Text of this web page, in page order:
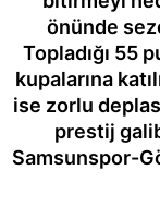
önünde
Topladığı 55
kupalarına
ise zorlu
prestij
Samsunspor-